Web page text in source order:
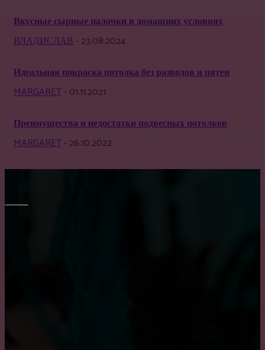
Вкусные сырные палочки в домашних условиях
ВЛАДИСЛАВ- 23.08.2024
Идеальная покраска потолка без разводов и пятен
MARGARET- 01.11.2021
Преимущества и недостатки подвесных потолков
MARGARET- 26.10.2022